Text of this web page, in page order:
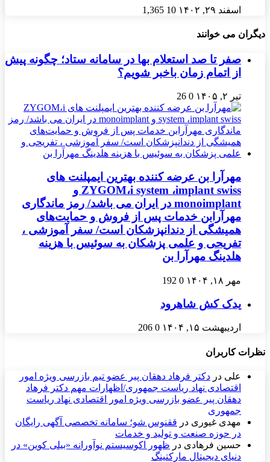
اسفند ۲۹, ۱۴۰۲ 10
1,365
دیگران می خوانند
صفر تا صد استعلام بها در سامانه ستاد؛ چگونه پیش
از اتمام زمان باخبر شویم؟
تیر ۲, ۱۴۰۵ 0
26
مهرآرا بن عرضه کننده بهترین ایمپلنت‌ های
ZYGOM،i system ،implant swiss و
monoimplant در ایران می باشد/ رمز ماندگاری
مهرآرابن خدمات پس از فروش و حمایت‌های
همیشگی از دندانپزشکان است/ سفر آموزشی ،
تفریحی و علمی پزشکان به سوئیس با هزینه
هلدینگ مهرآرا بن
مهر ۱۸, ۱۴۰۴ 0
192
یدک کش شاهرود
اردیبهشت ۱۵, ۱۴۰۴ 0
206
نظرات کاربران
علی در دکتر فرهاد دهقان پیر عضو تيم بازرسی ويژه امور
اقتصادی نهاد رياست جمهوری/اظهارات مهم دکتر فرهاد
دهقان پیر عضو بازرسی ویژه امور اقتصادی نهاد ریاست
جمهوری
مهدی غیوری در ققنوس شو؛ سامانه تخصصی آگهی رایگان
در حوزه صنعت و تولید و خدمات
حسین فرهادی در ظهور اکوسیستم نوآورانه «بیلی کوین» در
دنیای دیجیتال مارکتینگ